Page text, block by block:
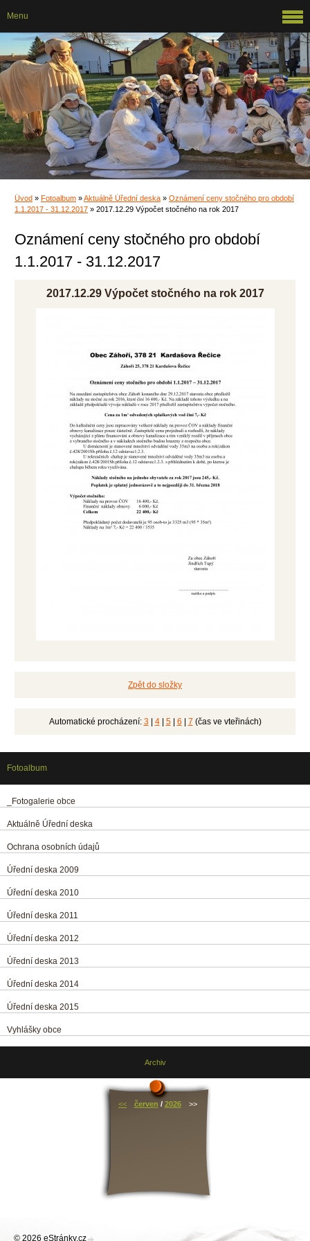
Úvod » Fotoalbum »Aktuálně Úřední deska » Oznámení ceny stočného pro období
1.1.2017 - 31.12.2017 » 2017.12.29 Výpočet stočného na rok 2017
Oznámení ceny stočného pro období
1.1.2017 - 31.12.2017
2017.12.29 Výpočet stočného na rok 2017
Zpět do složky
Automatické procházení: 3 4| 5| 6 7 (čas ve vteřinách)
Menu
Fotoalbum
_Fotogalerie obce
Aktuálně Úřední deska
Ochrana osobních údajů
Úřední deska 2009
Úřední deska 2010
Úřední deska 2011
Úřední deska 2012
Úřední deska 2013
Úřední deska 2014
Úřední deska 2015
Vyhlášky obce
Archiv
<< červen / 2026 >>
© 2026 eStránky.cz